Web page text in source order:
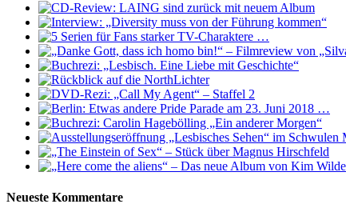
Neueste Kommentare